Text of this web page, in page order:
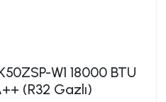
W1 18000 BTU
(R32 Gazlı)